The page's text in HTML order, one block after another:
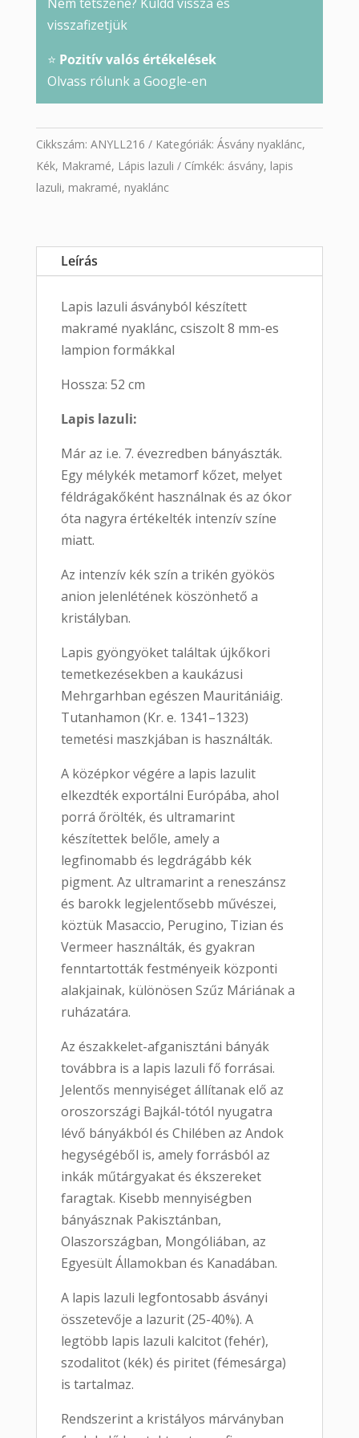
Nem tetszene? Küldd vissza és
visszafizetjük
⭐ Pozitív valós értékelések
Olvass rólunk a Google-en
Cikkszám: ANYLL216 Kategóriák: Ásvány nyaklánc,
Kék, Makramé, Lápis lazuli Címkék: ásvány, lapis
lazuli, makramé, nyaklánc
Leírás
Lapis lazuli ásványból készített
makramé nyaklánc, csiszolt 8 mm-es
lampion formákkal
Hossza: 52 cm
Lapis lazuli:
Már az i.e. 7. évezredben bányászták.
Egy mélykék metamorf kőzet, melyet
féldrágakőként használnak és az ókor
óta nagyra értékelték intenzív színe
miatt.
Az intenzív kék szín a trikén gyökös
anion jelenlétének köszönhető a
kristályban.
Lapis gyöngyöket találtak újkőkori
temetkezésekben a kaukázusi
Mehrgarhban egészen Mauritániáig.
Tutanhamon (Kr. e. 1341–1323)
temetési maszkjában is használták.
A középkor végére a lapis lazulit
elkezdték exportálni Európába, ahol
porrá őrölték, és ultramarint
készítettek belőle, amely a
legfinomabb és legdrágább kék
pigment. Az ultramarint a reneszánsz
és barokk legjelentősebb művészei,
köztük Masaccio, Perugino, Tizian és
Vermeer használták, és gyakran
fenntartották festményeik központi
alakjainak, különösen Szűz Máriának a
ruházatára.
Az északkelet-afganisztáni bányák
továbbra is a lapis lazuli fő forrásai.
Jelentős mennyiséget állítanak elő az
oroszországi Bajkál-tótól nyugatra
lévő bányákból és Chilében az Andok
hegységéből is, amely forrásból az
inkák műtárgyakat és ékszereket
faragtak. Kisebb mennyiségben
bányásznak Pakisztánban,
Olaszországban, Mongóliában, az
Egyesült Államokban és Kanadában.
A lapis lazuli legfontosabb ásványi
összetevője a lazurit (25-40%). A
legtöbb lapis lazuli kalcitot (fehér),
szodalitot (kék) és piritet (fémesárga)
is tartalmaz.
Rendszerint a kristályos márványban